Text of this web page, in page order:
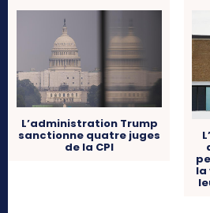
L’administration Trump
sanctionne quatre juges
de la CPI
la